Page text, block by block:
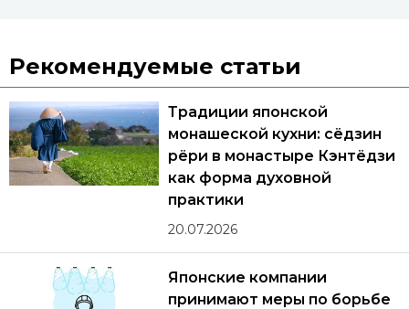
Рекомендуемые статьи
Традиции японской
монашеской кухни: сёдзин
рёри в монастыре Кэнтёдзи
как форма духовной
практики
20.07.2026
Японские компании
принимают меры по борьбе